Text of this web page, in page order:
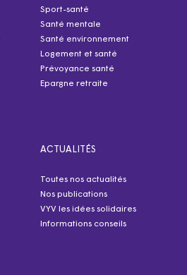
Sport-santé
Santé mentale
Santé environnement
Logement et santé
Prévoyance santé
Epargne retraite
ACTUALITÉS
Toutes nos actualités
Nos publications
VYV les idées solidaires
Informations conseils